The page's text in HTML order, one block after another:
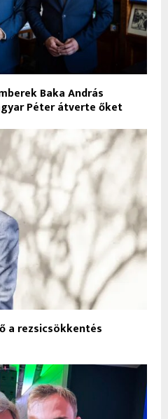
Baka András
Péter átverte őket
a rezsicsökkentés